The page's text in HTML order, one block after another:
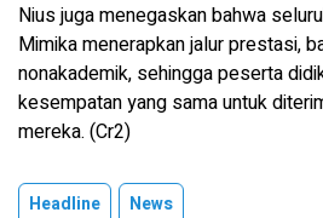
Nius juga menegaskan bahwa
Mimika menerapkan jalur prestasi,
nonakademik, sehingga peserta
kesempatan yang sama untuk
mereka. (Cr2)
Headline News